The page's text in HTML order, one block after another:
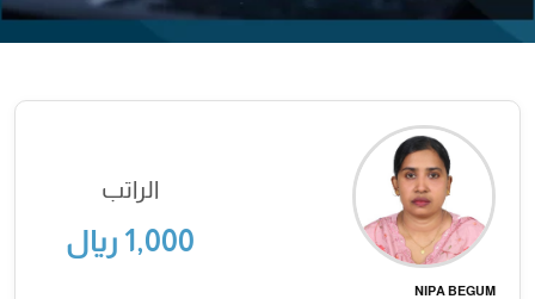
NIPA BEGUM
الراتب
1,000 ريال